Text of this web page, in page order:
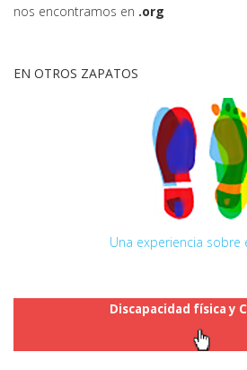
nos encontramos en .org
EN OTROS ZAPATOS
Una experiencia sobre
Discapacidad física y